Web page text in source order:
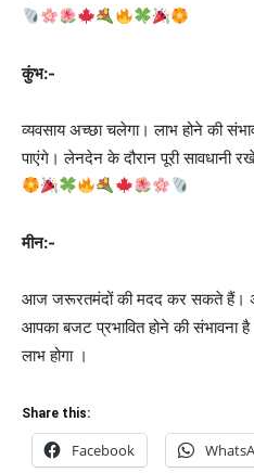
कुंभ:-
व्यवसाय अच्छा चलेगा। लाभ होने की
पाएंगे। लेनदेन के दौरान पूरी सावधानी
मीन:-
आज जरूरतमंदों की मदद कर सकते हैं।
आपका बजट प्रभावित होने की
लाभ होगा ।
Share this:
Facebook